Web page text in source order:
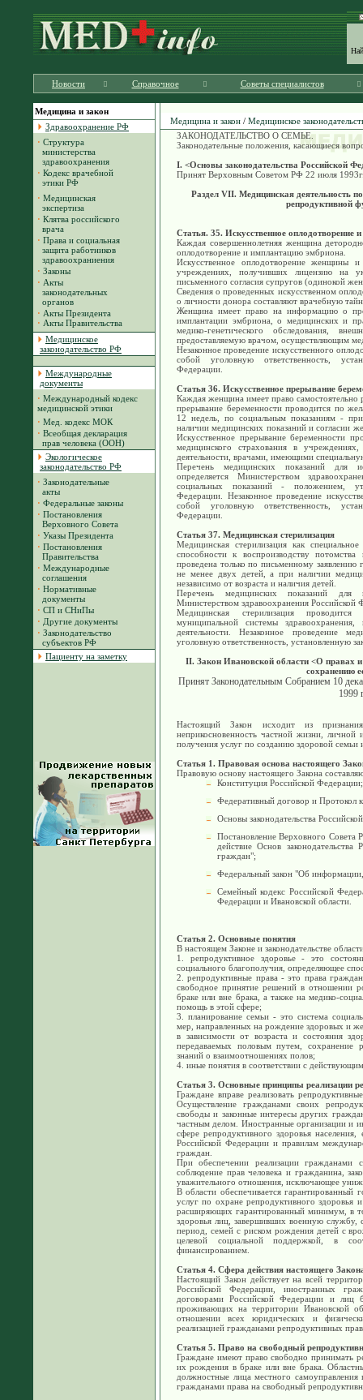
Новости Справочное Советы специалистов
Медицина и закон
Здравоохранение РФ
· Структура
министерства
здравоохранения
· Кодекс врачебной
этики РФ
· Медицинская
экспертиза
· Клятва российского
врача
· Права и социальная
защита работников
здравоохраниения
· Законы
· Акты
законодательных
органов
· Акты Президента
· Акты Правительства
Медицинское
законодательство РФ
Международные
документы
· Международный кодекс
медицинской этики
· Мед. кодекс МОК
· Всеобщая декларация
прав человека (ООН)
Экологическое
законодательство РФ
· Законодательные
акты
· Федеральные законы
· Постановления
Верховного Совета
· Указы Президента
· Постановления
Правительства
· Международные
соглашения
· Нормативные
документы
· СП и СНиПы
· Другие документы
· Законодательство
субъектов РФ
Пациенту на заметку
Медицина и закон / Медицинское
ЗАКОНОДАТЕЛЬСТВО О СЕМЬЕ.
Законодательные положения, касающиеся
I. <Основы законодательства Российской
Принят Верховным Советом РФ 22 июля
Раздел VII. Медицинская деятельность
репродуктивной
Статья. 35. Искусственное оплодотворение
Каждая совершеннолетняя женщина
оплодотворение и имплантацию эмбриона.
Искусственное оплодотворение женщины
учреждениях, получивших лицензию на
письменного согласия супругов (одинокой
Сведения о проведенных искусственном
о личности донора составляют врачебную
Женщина имеет право на информацию о
имплантации эмбриона, о медицинских и
медико-генетического обследования,
предоставляемую врачом, осуществляющим
Незаконное проведение искусственного
собой уголовную ответственность,
Федерации.
Статья 36. Искусственное прерывание
Каждая женщина имеет право самостоятельно
прерывание беременности проводится по
12 недель, по социальным показаниям -
наличии медицинских показаний и согласии
Искусственное прерывание беременности
медицинского страхования в
деятельности, врачами, имеющими
Перечень медицинских показаний для
определяется Министерством
социальных показаний - положением,
Федерации. Незаконное проведение
собой уголовную ответственность,
Федерации.
Статья 37. Медицинская стерилизация
Медицинская стерилизация как
способности к воспроизводству
проведена только по письменному
не менее двух детей, а при наличии
независимо от возраста и наличия детей.
Перечень медицинских показаний для
Министерством здравоохранения Российской
Медицинская стерилизация
муниципальной системы
деятельности. Незаконное проведение
уголовную ответственность, установленную
II. Закон Ивановской области <О правах
сохранению
Принят Законодательным Собранием 10
1999
Настоящий Закон исходит из
неприкосновенность частной жизни,
получения услуг по созданию здоровой семьи
Статья 1. Правовая основа настоящего
Правовую основу настоящего Закона
Конституция Российской Федерации;
Федеративный договор и Протокол
Основы законодательства
Постановление Верховного Совета
действие Основ
граждан";
Федеральный закон "Об
Семейный кодекс Российской
Федерации и Ивановской области.
Статья 2. Основные понятия
В настоящем Законе и законодательстве
1. репродуктивное здоровье - это
социального благополучия, определяющее
2. репродуктивные права - это права
свободное принятие решений в отношении
браке или вне брака, а также на медико-
помощь в этой сфере;
3. планирование семьи - это система
мер, направленных на рождение здоровых и
в зависимости от возраста и состояния
передаваемых половым путем, сохранение
знаний о взаимоотношениях полов;
4. иные понятия в соответствии с
Статья 3. Основные принципы реализации
Граждане вправе реализовать
Осуществление гражданами своих
свободы и законные интересы других
частным делом. Иностранные организации и
сфере репродуктивного здоровья населения,
Российской Федерации и правилам
граждан.
При обеспечении реализации гражданами
соблюдение прав человека и гражданина,
уважительного отношения, исключающее
В области обеспечивается гарантированный
услуг по охране репродуктивного здоровья
расширяющих гарантированный минимум, в
здоровья лиц, завершивших военную службу,
период, семей с риском рождения детей с
целевой социальной поддержкой, в
финансированием.
Статья 4. Сфера действия настоящего
Настоящий Закон действует на всей
Российской Федерации, иностранных
договорами Российской Федерации и лиц
проживающих на территории Ивановской
отношении всех юридических и
реализацией гражданами репродуктивных
Статья 5. Право на свободный
Граждане имеют право свободно принимать
их рождения в браке или вне брака.
должностные лица местного
гражданами права на свободный